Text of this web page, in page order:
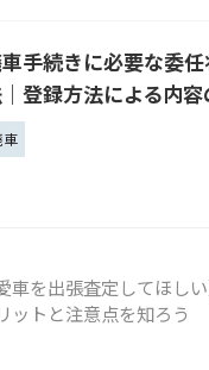
手続きに必要な委
登録方法による内
車
愛車を出張査定してほし
ットと注意点を知ろう